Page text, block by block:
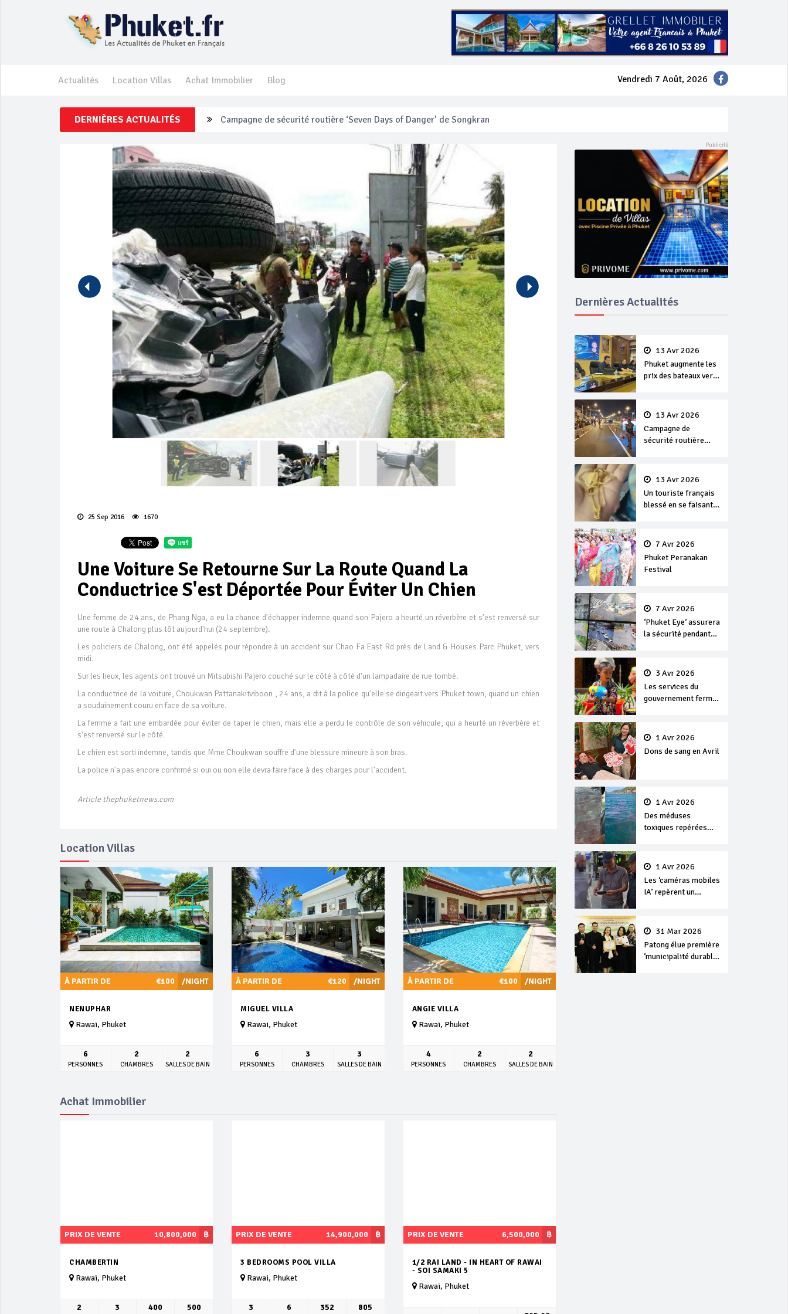
Actualités Location Villas Achat Immobilier Blog Vendredi 7 Août, 2026
DERNIÈRES ACTUALITÉS Un touriste français blessé en se faisant arracher son collier en or
‘Phuket Eye’ assurera la sécurité pendant Songkran
Phuket augmente les prix des bateaux vers Koh Phi Phi et des excursions en mer
Campagne de sécurité routière ‘Seven Days of Danger’ de Songkran
25 Sep 2016 1670
Une Voiture Se Retourne Sur La Route Quand La
Conductrice S'est Déportée Pour Éviter Un Chien
Une femme de 24 ans, de Phang Nga, a eu la chance d'échapper indemne quand son Pajero a heurté un réverbère et s'est renversé sur
une route à Chalong plus tôt aujourd'hui (24 septembre).
Les policiers de Chalong, ont été appelés pour répondre à un accident sur Chao Fa East Rd près de Land & Houses Parc Phuket, vers
midi.
Sur les lieux, les agents ont trouvé un Mitsubishi Pajero couché sur le côté à côté d'un lampadaire de rue tombé.
La conductrice de la voiture, Choukwan Pattanakitviboon , 24 ans, a dit à la police qu'elle se dirigeait vers Phuket town, quand un chien
a soudainement couru en face de sa voiture.
La femme a fait une embardée pour éviter de taper le chien, mais elle a perdu le contrôle de son véhicule, qui a heurté un réverbère et
s'est renversé sur le côté.
Le chien est sorti indemne, tandis que Mme Choukwan souffre d'une blessure mineure à son bras.
La police n'a pas encore confirmé si oui ou non elle devra faire face à des charges pour l'accident.
Article thephuketnews.com
Dernières Actualités
13 Avr 2026
Phuket augmente les
prix des bateaux vers
13 Avr 2026
Campagne de
sécurité routière
13 Avr 2026
Un touriste français
blessé en se faisant
7 Avr 2026
Phuket Peranakan
Festival
7 Avr 2026
‘Phuket Eye’ assurera
la sécurité pendant
3 Avr 2026
Les services du
gouvernement fermés
Songkran
1 Avr 2026
Dons de sang en Avril
1 Avr 2026
Des méduses
toxiques repérées
1 Avr 2026
Les ‘caméras mobiles
IA’ repèrent un
séjour31 Mar 2026
Patong élue première
‘municipalité durable’
Location Villas
/NIGHT
À PARTIR DE €100
NENUPHAR
Rawai, Phuket
6
PERSONNES
2
CHAMBRES
2
SALLES DE BAIN
/NIGHT
À PARTIR DE €120
MIGUEL VILLA
Rawai, Phuket
6
PERSONNES
3
CHAMBRES
3
SALLES DE BAIN
/NIGHT
À PARTIR DE €100
ANGIE VILLA
Rawai, Phuket
4
PERSONNES
2
CHAMBRES
2
SALLES DE BAIN
Achat Immobilier
฿
PRIX DE VENTE 10,800,000
CHAMBERTIN
Rawai, Phuket
2 3 400 500
฿
PRIX DE VENTE 14,900,000
3 BEDROOMS POOL VILLA
Rawai, Phuket
3 6 352 805
฿
PRIX DE VENTE 6,500,000
1/2 RAI LAND - IN HEART OF RAWAI
- SOI SAMAKI 5
Rawai, Phuket